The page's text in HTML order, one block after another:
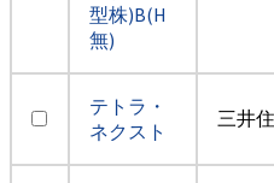
型株)B(H
無)
テトラ・
ネクスト
三井